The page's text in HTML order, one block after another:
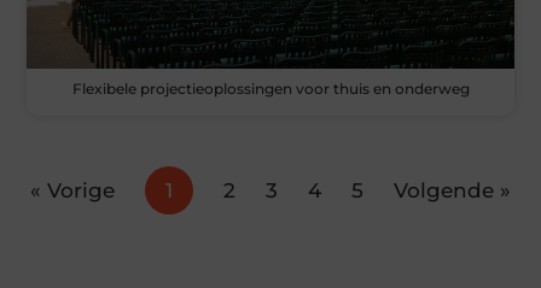
Flexibele projectieoplossingen voor thuis en onderweg
« Vorige 1 2 3 4 5 Volgende »